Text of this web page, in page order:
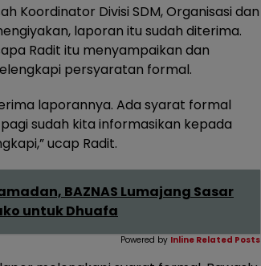
Koordinator Divisi SDM, Organisasi dan
laporan itu sudah diterima.
Radit itu menyampaikan dan
persyaratan formal.
laporannya. Ada syarat formal
sudah kita informasikan kepada
ucap Radit.
BAZNAS Lumajang Sasar
untuk Dhuafa
Powered by Inline Related Posts